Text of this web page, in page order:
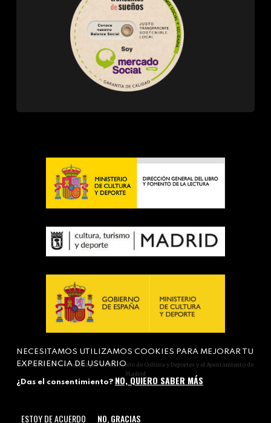
Actividad subvencionada por el Ministerio de Cultura y Deportes y el Ayuntamiento de
Madrid
NECESITAMOS UTILIZAMOS COOKIES PARA MEJORAR TU
EXPERIENCIA DE USUARIO
¿Das el consentimiento? NO, QUIERO SABER MÁS
ESTOY DE ACUERDO NO, GRACIAS